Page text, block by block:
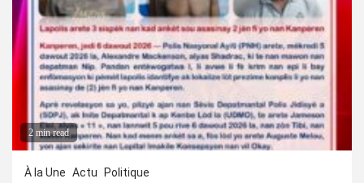
2 min read
À la Une Actu Politique